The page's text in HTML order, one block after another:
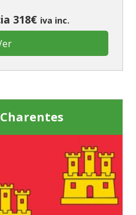
318€ iva inc.